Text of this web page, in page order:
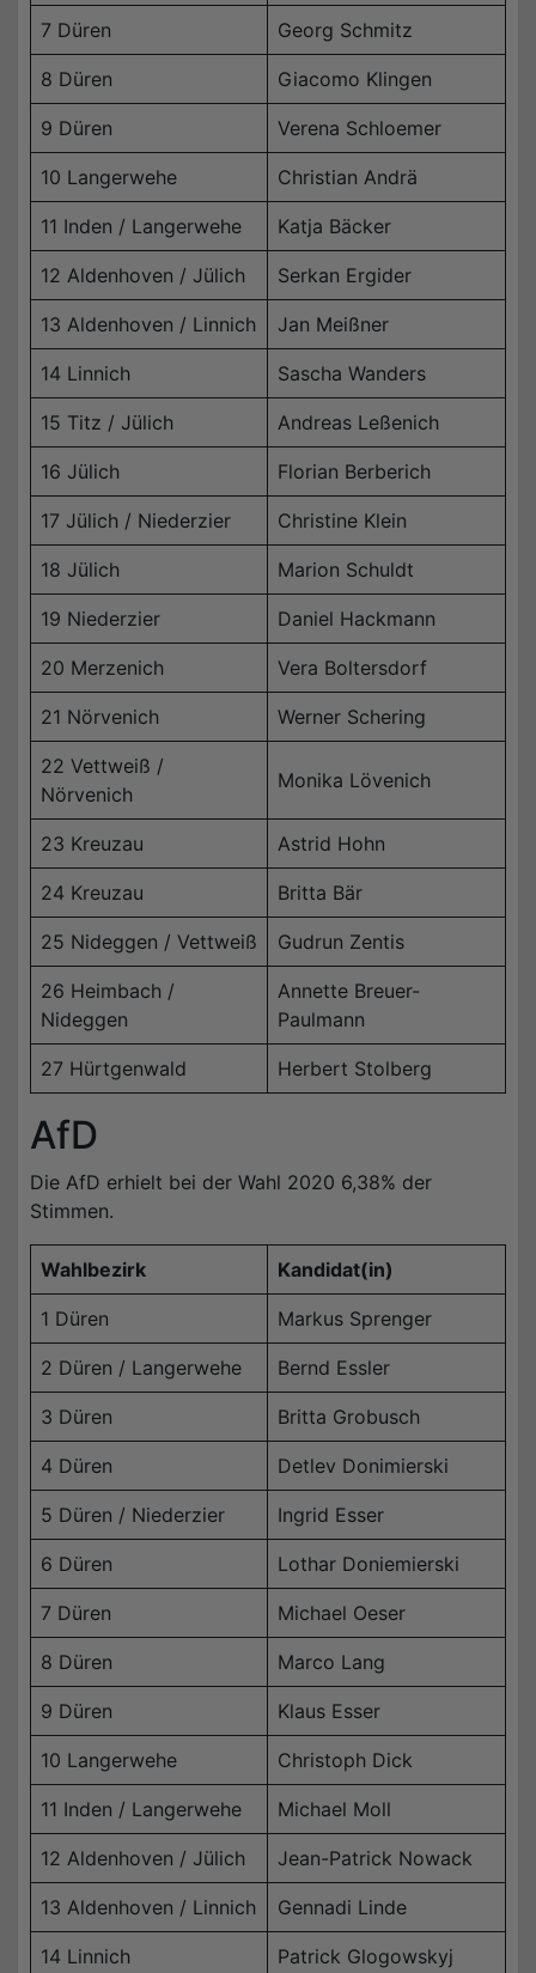
7 Düren Georg Schmitz
8 Düren Giacomo Klingen
9 Düren Verena Schloemer
10 Langerwehe Christian Andrä
11 Inden / Langerwehe Katja Bäcker
12 Aldenhoven / Jülich Serkan Ergider
13 Aldenhoven / Linnich Jan Meißner
14 Linnich Sascha Wanders
15 Titz / Jülich Andreas Leßenich
16 Jülich Florian Berberich
17 Jülich / Niederzier Christine Klein
18 Jülich Marion Schuldt
19 Niederzier Daniel Hackmann
20 Merzenich Vera Boltersdorf
21 Nörvenich Werner Schering
22 Vettweiß /
Nörvenich
Monika Lövenich
23 Kreuzau Astrid Hohn
24 Kreuzau Britta Bär
25 Nideggen / Vettweiß Gudrun Zentis
26 Heimbach /
Nideggen
Annette Breuer-
Paulmann
27 Hürtgenwald Herbert Stolberg
AfD
Die AfD erhielt bei der Wahl 2020 6,38% der
Stimmen.
Wahlbezirk Kandidat(in)
1 Düren Markus Sprenger
2 Düren / Langerwehe Bernd Essler
3 Düren Britta Grobusch
4 Düren Detlev Donimierski
5 Düren / Niederzier Ingrid Esser
6 Düren Lothar Doniemierski
7 Düren Michael Oeser
8 Düren Marco Lang
9 Düren Klaus Esser
10 Langerwehe Christoph Dick
11 Inden / Langerwehe Michael Moll
12 Aldenhoven / Jülich Jean-Patrick Nowack
13 Aldenhoven / Linnich Gennadi Linde
14 Linnich Patrick Glogowskyj